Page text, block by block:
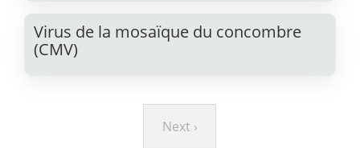
Virus de la mosaïque du concombre
(CMV)
Page
suivante
Next ›